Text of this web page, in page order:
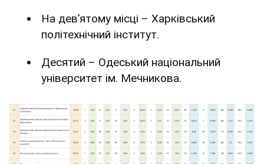
На девʼятому місці – Харківський
політехнічний інститут.
Десятий – Одеський національний
університет ім. Мечникова.